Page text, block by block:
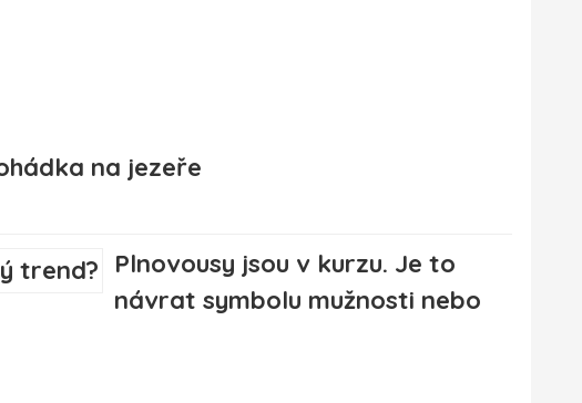
na jezeře
Plnovousy jsou v kurzu. Je to
návrat symbolu mužnosti nebo